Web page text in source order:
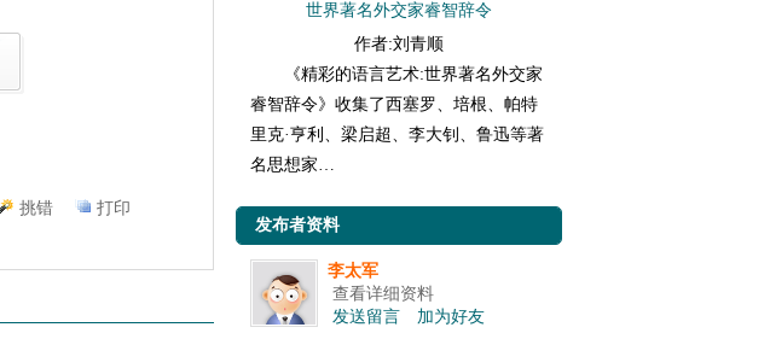
挑错 打印
世界著名外交家睿智辞令
作者:刘青顺
《精彩的语言艺术:世界著名外交家
睿智辞令》收集了西塞罗、培根、帕特
里克·亨利、梁启超、李大钊、鲁迅等著
名思想家…
发布者资料
李太军
查看详细资料
发送留言
加为好友